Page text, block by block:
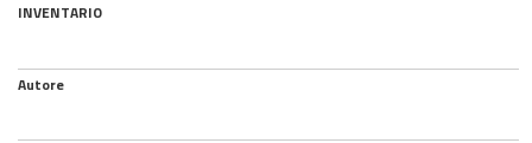
INVENTARIO
Autore